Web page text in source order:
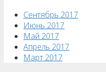
Сентябрь 2017
Июнь 2017
Май 2017
Апрель 2017
Март 2017